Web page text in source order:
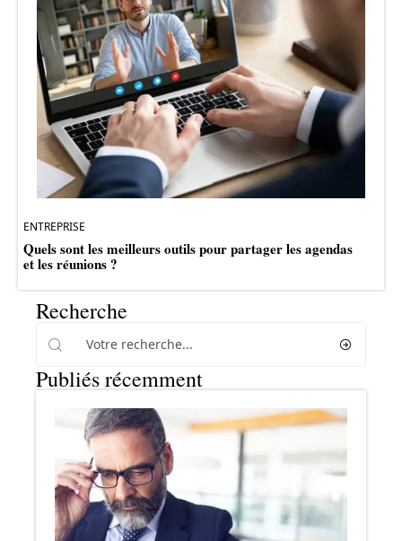
ENTREPRISE
Quels sont les meilleurs outils pour partager les agendas
et les réunions ?
Recherche
Publiés récemment